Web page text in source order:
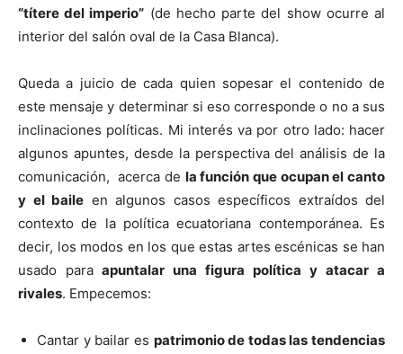
“títere del imperio” (de hecho parte del show ocurre al
interior del salón oval de la Casa Blanca).
Queda a juicio de cada quien sopesar el contenido de
este mensaje y determinar si eso corresponde o no a sus
inclinaciones políticas. Mi interés va por otro lado: hacer
algunos apuntes, desde la perspectiva del análisis de la
comunicación, acerca de la función que ocupan el canto
y el baile en algunos casos específicos extraídos del
contexto de la política ecuatoriana contemporánea. Es
decir, los modos en los que estas artes escénicas se han
usado para apuntalar una figura política y atacar a
rivales. Empecemos:
Cantar y bailar es patrimonio de todas las tendencias